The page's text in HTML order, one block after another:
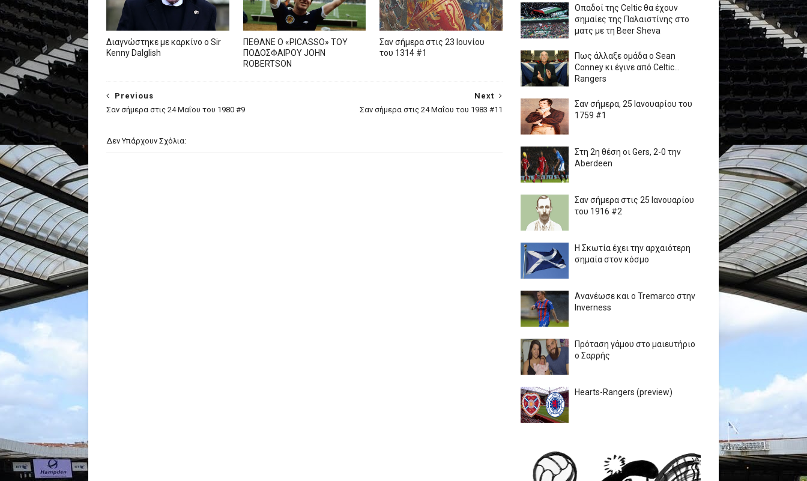
Διαγνώστηκε με καρκίνο ο Sir
Kenny Dalglish
ΠΕΘΑΝΕ Ο «PICASSO» TOY
ΠΟΔΟΣΦΑΙΡΟΥ JOHN
ROBERTSON
Σαν σήμερα στις 23 Ιουνίου
του 1314 #1
Next
Σαν σήμερα στις 24 Μαΐου του 1983 #11
Previous
Σαν σήμερα στις 24 Μαΐου του 1980 #9
Δεν Υπάρχουν Σχόλια:
Οπαδοί της Celtic θα έχουν
σημαίες της Παλαιστίνης στο
ματς με τη Beer Sheva
Πως άλλαξε ομάδα ο Sean
Conney κι έγινε από Celtic...
Rangers
Σαν σήμερα, 25 Ιανουαρίου του
1759 #1
Στη 2η θέση οι Gers, 2-0 την
Aberdeen
Σαν σήμερα στις 25 Ιανουαρίου
του 1916 #2
Η Σκωτία έχει την αρχαιότερη
σημαία στον κόσμο
Ανανέωσε και ο Tremarco στην
Inverness
Πρόταση γάμου στο μαιευτήριο
ο Σαρρής
Hearts-Rangers (preview)